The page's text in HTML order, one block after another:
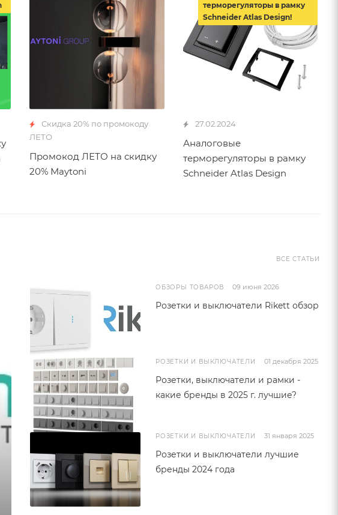
Скидка 20% по промокоду
ЛЕТО
Промокод ЛЕТО на скидку
20% Maytoni
27.02.2024
Аналоговые
терморегуляторы в рамку
Schneider Atlas Design
терморегуляторы в рамку
Schneider Atlas Design!
ВСЕ СТАТЬИ
ОБЗОРЫ ТОВАРОВ 09 июня 2026
Розетки и выключатели Rikett обзор
РОЗЕТКИ И ВЫКЛЮЧАТЕЛИ 01 декабря 2025
Розетки, выключатели и рамки -
какие бренды в 2025 г. лучшие?
РОЗЕТКИ И ВЫКЛЮЧАТЕЛИ 31 января 2025
Розетки и выключатели лучшие
бренды 2024 года